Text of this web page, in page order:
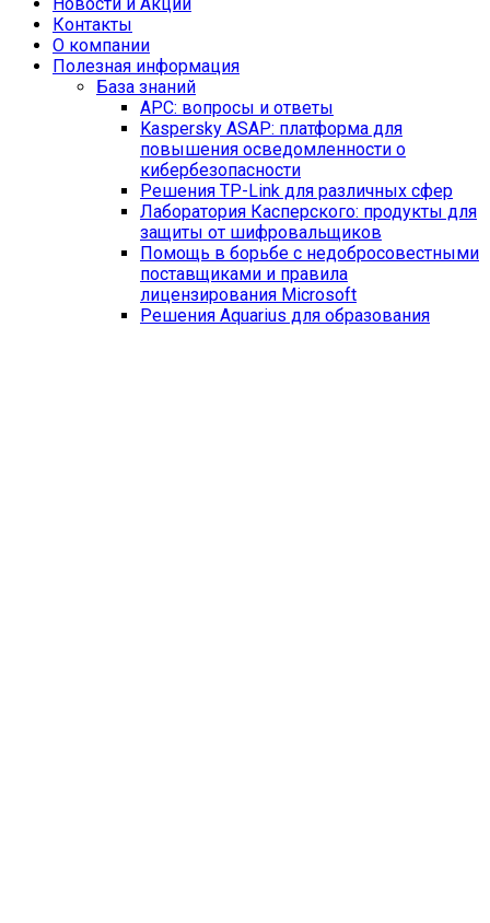
Контакты
O компании
Полезная информация
База знаний
APC: вопросы и ответы
Kaspersky ASAP: платформа для
повышения осведомленности о
кибербезопасности
Решения TP-Link для различных сфер
Лаборатория Касперского: продукты для
защиты от шифровальщиков
Помощь в борьбе с недобросовестными
поставщиками и правила
лицензирования Microsoft
Решения Aquarius для образования